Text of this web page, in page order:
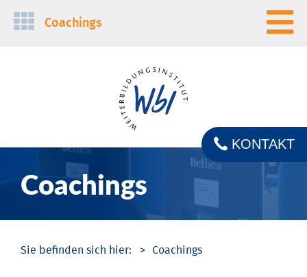
Navigation
Coachings
Coachings
KONTAKT
Coachings